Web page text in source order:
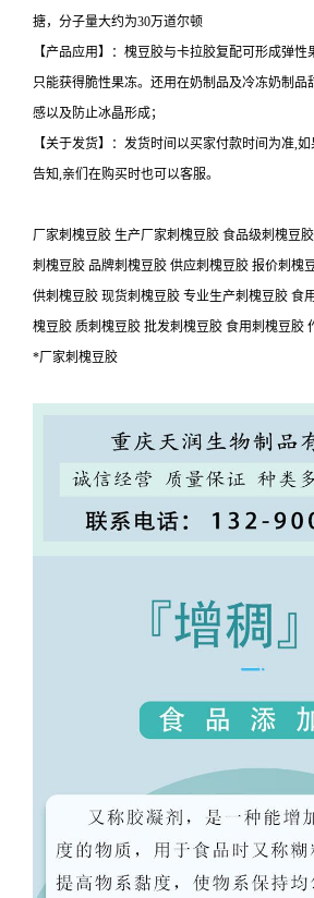
搪，分子量大约为30万道尔顿
【产品应用】：槐豆胶与卡拉胶复配可形成弹性
只能获得脆性果冻。还用在奶制品及冷冻奶制品
感以及防止冰晶形成；
【关于发货】：发货时间以买家付款时间为准,
告知,亲们在购买时也可以客服。
厂家刺槐豆胶 生产厂家刺槐豆胶 食品级刺槐豆
刺槐豆胶 品牌刺槐豆胶 供应刺槐豆胶 报价刺槐
供刺槐豆胶 现货刺槐豆胶 专业生产刺槐豆胶 食
槐豆胶 质刺槐豆胶 批发刺槐豆胶 食用刺槐豆胶
*厂家刺槐豆胶